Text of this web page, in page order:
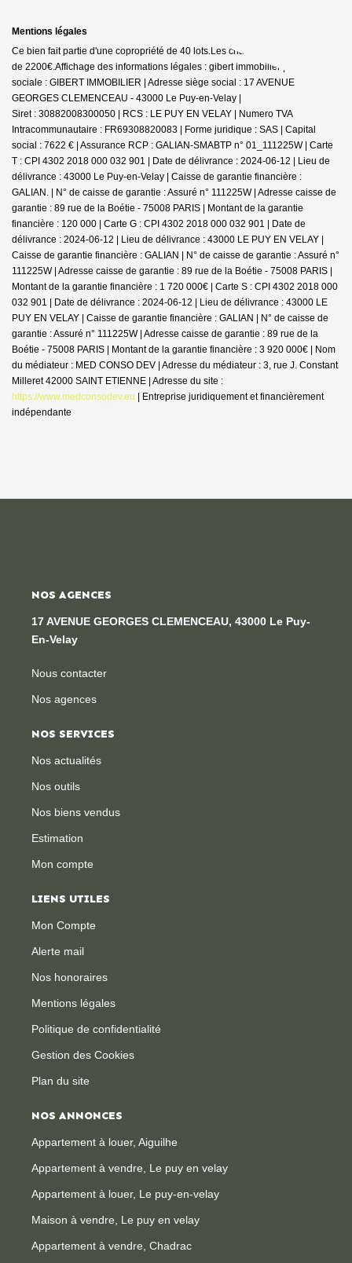
Mentions légales
Ce bien fait partie d'une copropriété de 40 lots.Les charges annuelles sont
de 2200€.Affichage des informations légales : gibert immobilier | Raison
sociale : GIBERT IMMOBILIER | Adresse siège social : 17 AVENUE
GEORGES CLEMENCEAU - 43000 Le Puy-en-Velay |
Siret : 30882008300050 | RCS : LE PUY EN VELAY | Numero TVA
Intracommunautaire : FR69308820083 | Forme juridique : SAS | Capital
social : 7622 € | Assurance RCP : GALIAN-SMABTP n° 01_111225W | Carte
T : CPI 4302 2018 000 032 901 | Date de délivrance : 2024-06-12 | Lieu de
délivrance : 43000 Le Puy-en-Velay | Caisse de garantie financière :
GALIAN. | N° de caisse de garantie : Assuré n° 111225W | Adresse caisse de
garantie : 89 rue de la Boétie - 75008 PARIS | Montant de la garantie
financière : 120 000 | Carte G : CPI 4302 2018 000 032 901 | Date de
délivrance : 2024-06-12 | Lieu de délivrance : 43000 LE PUY EN VELAY |
Caisse de garantie financière : GALIAN | N° de caisse de garantie : Assuré n°
111225W | Adresse caisse de garantie : 89 rue de la Boétie - 75008 PARIS |
Montant de la garantie financière : 1 720 000€ | Carte S : CPI 4302 2018 000
032 901 | Date de délivrance : 2024-06-12 | Lieu de délivrance : 43000 LE
PUY EN VELAY | Caisse de garantie financière : GALIAN | N° de caisse de
garantie : Assuré n° 111225W | Adresse caisse de garantie : 89 rue de la
Boétie - 75008 PARIS | Montant de la garantie financière : 3 920 000€ | Nom
du médiateur : MED CONSO DEV | Adresse du médiateur : 3, rue J. Constant
Milleret 42000 SAINT ETIENNE | Adresse du site :
https://www.medconsodev.eu | Entreprise juridiquement et financièrement
indépendante
NOS AGENCES
17 AVENUE GEORGES CLEMENCEAU, 43000 Le Puy-
En-Velay
Nous contacter
Nos agences
NOS SERVICES
Nos actualités
Nos outils
Nos biens vendus
Estimation
Mon compte
LIENS UTILES
Mon Compte
Alerte mail
Nos honoraires
Mentions légales
Politique de confidentialité
Gestion des Cookies
Plan du site
NOS ANNONCES
Appartement à louer, Aiguilhe
Appartement à vendre, Le puy en velay
Appartement à louer, Le puy-en-velay
Maison à vendre, Le puy en velay
Appartement à vendre, Chadrac